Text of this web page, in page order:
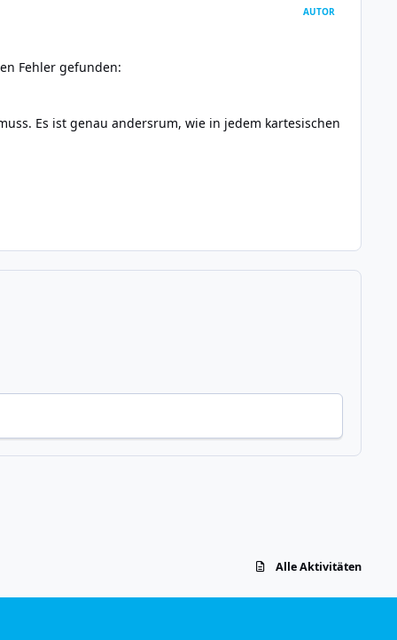
AUTOR
Fehler gefunden:
Es ist genau andersrum, wie in jedem kartesischen
Alle Aktivitäten